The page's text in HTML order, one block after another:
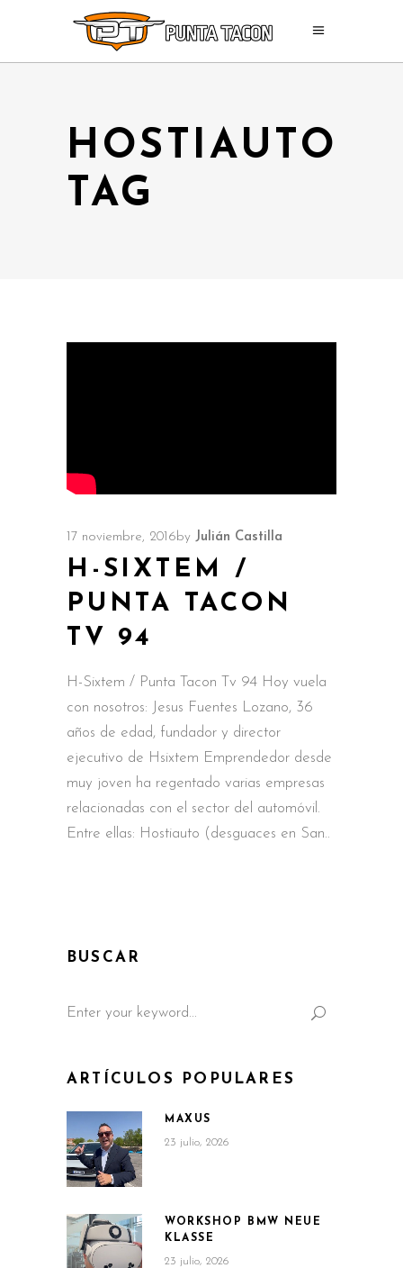
HOSTIAUTO
TAG
17 noviembre, 2016 by Julián Castilla
H-SIXTEM /
PUNTA TACON
TV 94
H-Sixtem / Punta Tacon Tv 94 Hoy vuela
con nosotros: Jesus Fuentes Lozano, 36
años de edad, fundador y director
ejecutivo de Hsixtem Emprendedor desde
muy joven ha regentado varias empresas
relacionadas con el sector del automóvil.
Entre ellas: Hostiauto (desguaces en San
BUSCAR
for:
ARTÍCULOS POPULARES
MAXUS
23 julio, 2026
WORKSHOP BMW NEUE
KLASSE
23 julio, 2026